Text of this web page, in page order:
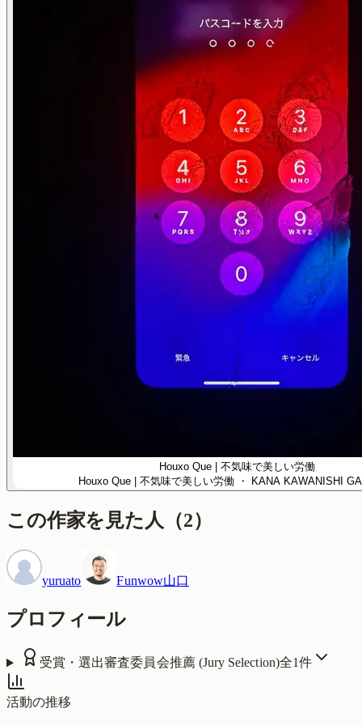
Houxo Que | 不気味で美しい労働
Houxo Que | 不気味で美しい労働 ・ KANA KAWANISHI
この作家を見た人 （2）
yuruato Funwow山口
プロフィール
受賞・選出審査委員会推薦 (Jury Selection)全1件
活動の推移